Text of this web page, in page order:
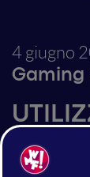
4 giugno
Gaming